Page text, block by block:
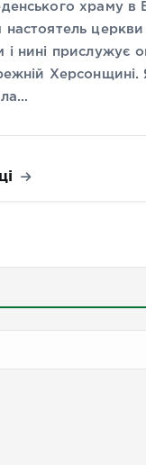
храму в
настоятель
і нині прислужує
Херсонщині.